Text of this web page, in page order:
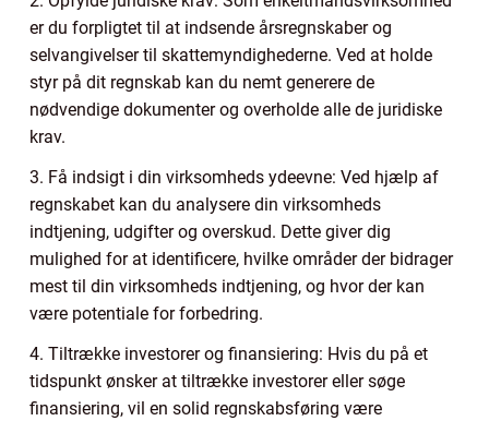
er du forpligtet til at indsende årsregnskaber og
selvangivelser til skattemyndighederne. Ved at holde
styr på dit regnskab kan du nemt generere de
nødvendige dokumenter og overholde alle de juridiske
krav.
3. Få indsigt i din virksomheds ydeevne: Ved hjælp af
regnskabet kan du analysere din virksomheds
indtjening, udgifter og overskud. Dette giver dig
mulighed for at identificere, hvilke områder der bidrager
mest til din virksomheds indtjening, og hvor der kan
være potentiale for forbedring.
4. Tiltrække investorer og finansiering: Hvis du på et
tidspunkt ønsker at tiltrække investorer eller søge
finansiering, vil en solid regnskabsføring være